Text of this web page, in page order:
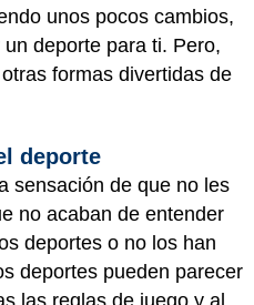
unos pocos cambios,
deporte para ti. Pero,
formas divertidas de
deporte
sensación de que no les
no acaban de entender
deportes o no los han
deportes pueden parecer
las reglas de juego y al